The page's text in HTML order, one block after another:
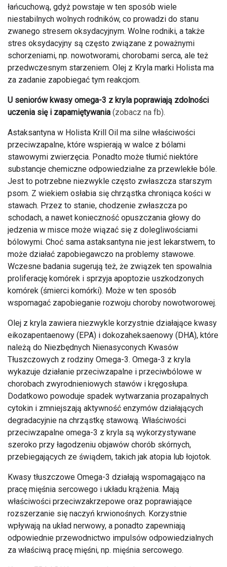
łańcuchową, gdyż powstaje w ten sposób wiele
niestabilnych wolnych rodników, co prowadzi do stanu
zwanego stresem oksydacyjnym. Wolne rodniki, a także
stres oksydacyjny są często związane z poważnymi
schorzeniami, np. nowotworami, chorobami serca, ale też
przedwczesnym starzeniem. Olej z Kryla marki Holista ma
za zadanie zapobiegać tym reakcjom.
U seniorów kwasy omega-3 z kryla poprawiają zdolności
uczenia się i zapamiętywania (zobacz na fb).
Astaksantyna w Holista Krill Oil ma silne właściwości
przeciwzapalne, które wspierają w walce z bólami
stawowymi zwierzęcia. Ponadto może tłumić niektóre
substancje chemiczne odpowiedzialne za przewlekłe bóle.
Jest to potrzebne niezwykle często zwłaszcza starszym
psom. Z wiekiem osłabia się chrząstka chroniąca kości w
stawach. Przez to stanie, chodzenie zwłaszcza po
schodach, a nawet konieczność opuszczania głowy do
jedzenia w misce może wiązać się z dolegliwościami
bólowymi. Choć sama astaksantyna nie jest lekarstwem, to
może działać zapobiegawczo na problemy stawowe.
Wczesne badania sugerują też, że związek ten spowalnia
proliferację komórek i sprzyja apoptozie uszkodzonych
komórek (śmierci komórki). Może w ten sposób
wspomagać zapobieganie rozwoju choroby nowotworowej.
Olej z kryla zawiera niezwykle korzystnie działające kwasy
eikozapentaenowy (EPA) i dokozaheksaenowy (DHA), które
należą do Niezbędnych Nienasyconych Kwasów
Tłuszczowych z rodziny Omega-3. Omega-3 z kryla
wykazuje działanie przeciwzapalne i przeciwbólowe w
chorobach zwyrodnieniowych stawów i kręgosłupa.
Dodatkowo powoduje spadek wytwarzania prozapalnych
cytokin i zmniejszają aktywność enzymów działających
degradacyjnie na chrząstkę stawową. Właściwości
przeciwzapalne omega-3 z kryla są wykorzystywane
szeroko przy łagodzeniu objawów chorób skórnych,
przebiegających ze świądem, takich jak atopia lub łojotok.
Kwasy tłuszczowe Omega-3 działają wspomagająco na
pracę mięśnia sercowego i układu krążenia. Mają
właściwości przeciwzakrzepowe oraz poprawiające
rozszerzanie się naczyń krwionośnych. Korzystnie
wpływają na układ nerwowy, a ponadto zapewniają
odpowiednie przewodnictwo impulsów odpowiedzialnych
za właściwą pracę mięśni, np. mięśnia sercowego.